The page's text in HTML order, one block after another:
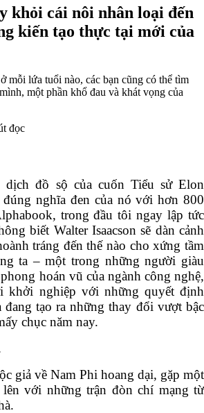
khỏi cái nôi nhân loại
kiến tạo thực tại
mỗi lứa tuổi nào, các bạn cũng có thể tìm
một phần khổ đau và khát vọng của
đọc
đồ sộ của cuốn Tiểu sử Elon
nghĩa đen của nó với hơn 800
trong đầu tôi ngay lập tức
biết Walter Isaacson sẽ dàn
hoành tráng đến thế nào cho
của ông ta – một trong những
giới, kẻ hô phong hoán vũ của
tượng của giới khởi nghiệp với
tưởng, đã và đang tạo ra
bậc cho nhân loại suốt mấy chục
giả về Nam Phi hoang dại, gặp
lớn lên với những trận đòn chí